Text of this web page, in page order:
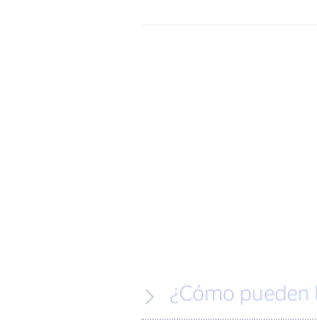
¿Cómo pueden